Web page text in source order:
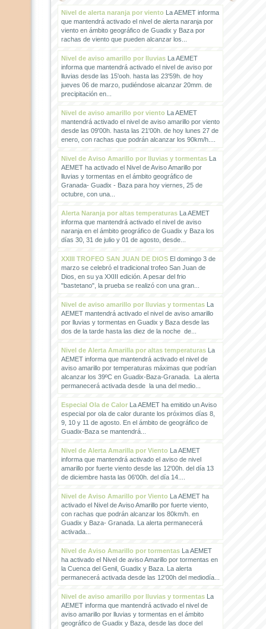
Nivel de alerta naranja por vientoLa AEMET informa
que mantendrá activado el nivel de alerta naranja por
viento en ámbito geográfico de Guadix y Baza por
rachas de viento que pueden alcanzar los...
Nivel de aviso amarillo por lluviasLa AEMET
informa que mantendrá activado el nivel de aviso por
lluvias desde las 15'ooh. hasta las 23'59h. de hoy
jueves 06 de marzo, pudiéndose alcanzar 20mm. de
precipitación en...
Nivel de aviso amarillo por vientoLa AEMET
mantendrá activado el nivel de aviso amarillo por viento
desde las 09'00h. hasta las 21'00h. de hoy lunes 27 de
enero, con rachas que podrán alcanzar los 90km/h....
Nivel de Aviso Amarillo por lluvias y tormentasLa
AEMET ha activado el Nivel de Aviso Amarillo por
lluvias y tormentas en el ámbito geográfico de
Granada- Guadix - Baza para hoy viernes, 25 de
octubre, con una...
Alerta Naranja por altas temperaturasLa AEMET
informa que mantendrá activado el nivel de aviso
naranja en el ámbito geográfico de Guadix y Baza los
días 30, 31 de julio y 01 de agosto, desde...
XXIII TROFEO SAN JUAN DE DIOSEl domingo 3 de
marzo se celebró el tradicional trofeo San Juan de
Dios, en su ya XXIII edición. A pesar del frio
"bastetano", la prueba se realizó con una gran...
Nivel de aviso amarillo por lluvias y tormentasLa
AEMET mantendrá activado el nivel de aviso amarillo
por lluvias y tormentas en Guadix y Baza desde las
dos de la tarde hasta las diez de la noche de...
Nivel de Alerta Amarilla por altas temperaturasLa
AEMET informa que mantendrá activado el nivel de
aviso amarillo por temperaturas máximas que podrían
alcanzar los 39ºC en Guadix-Baza-Granada. La alerta
permanecerá activada desde la una del medio...
Especial Ola de CalorLa AEMET ha emitido un Aviso
especial por ola de calor durante los próximos días 8,
9, 10 y 11 de agosto. En el ámbito de geográfico de
Guadix-Baza se mantendrá...
Nivel de Alerta Amarilla por VientoLa AEMET
informa que mantendrá activado el aviso de nivel
amarillo por fuerte viento desde las 12'00h. del día 13
de diciembre hasta las 06'00h. del día 14....
Nivel de Aviso Amarillo por VientoLa AEMET ha
activado el Nivel de Aviso Amarillo por fuerte viento,
con rachas que podrán alcanzar los 80km/h. en
Guadix y Baza- Granada. La alerta permanecerá
activada...
Nivel de Aviso Amarillo por tormentasLa AEMET
ha activado el Nivel de aviso Amarillo por tormentas en
la Cuenca del Genil, Guadix y Baza. La alerta
permanecerá activada desde las 12'00h del mediodía...
Nivel de aviso amarillo por lluvias y tormentasLa
AEMET informa que mantendrá activado el nivel de
aviso amarillo por lluvias y tormentas en el ámbito
geográfico de Guadix y Baza, desde las doce del